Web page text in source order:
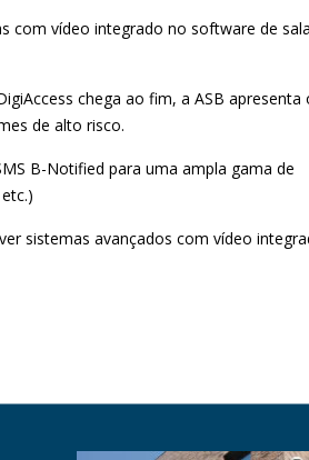
com vídeo integrado no software de
chega ao fim, a ASB apresenta
de alto risco.
B-Notified para uma ampla gama de
sistemas avançados com vídeo